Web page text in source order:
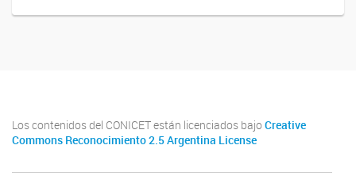
Los contenidos del CONICET están licenciados bajo Creative
Commons Reconocimiento 2.5 Argentina License